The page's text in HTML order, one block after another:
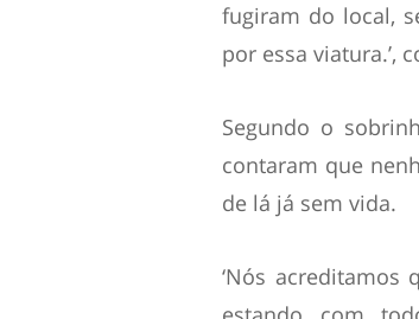
fugiram do local,
por essa viatura.’,
Segundo o
contaram que
de lá já sem vida.
‘Nós